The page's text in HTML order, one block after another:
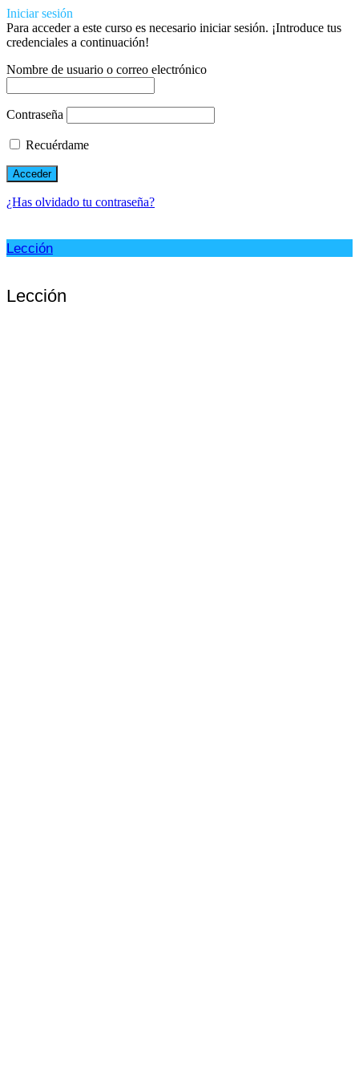
Iniciar sesión
Para acceder a este curso es necesario iniciar sesión. ¡Introduce tus
credenciales a continuación!
Nombre de usuario o correo electrónico
Contraseña
Recuérdame
¿Has olvidado tu contraseña?
Lección
Lección